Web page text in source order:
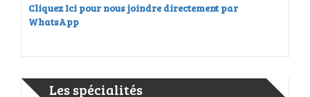
Cliquez Ici pour nous joindre directement par
WhatsApp
Les spécialités